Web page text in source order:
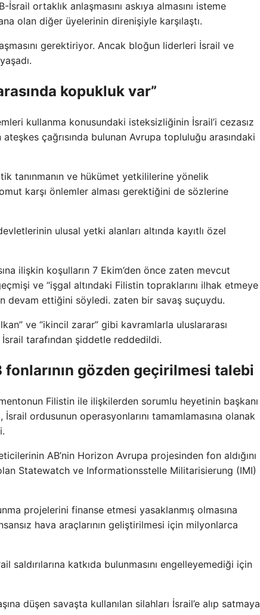
ortaklık anlaşmasını askıya almasını isteme
olan diğer üyelerinin direnişiyle karşılaştı.
gerektiriyor. Ancak bloğun liderleri İsrail ve
kopukluk var”
kullanma konusundaki isteksizliğinin İsrail’i cezasız
çağrısında bulunan Avrupa topluluğu arasındaki
tanınmanın ve hükümet yetkililerine yönelik
karşı önlemler alması gerektiğini de sözlerine
ulusal yetki alanları altında kayıtlı özel
ilişkin koşulların 7 Ekim’den önce zaten mevcut
ve “işgal altındaki Filistin topraklarını ilhak etmeye
devam ettiğini söyledi. zaten bir savaş suçuydu.
ve “ikincil zarar” gibi kavramlarla uluslararası
tarafından şiddetle reddedildi.
gözden geçirilmesi talebi
Filistin ile ilişkilerden sorumlu heyetinin başkanı
ordusunun operasyonlarını tamamlamasına olanak
AB’nin Horizon Avrupa projesinden fon aldığını
Statewatch ve Informationsstelle Militarisierung (IMI)
projelerini finanse etmesi yasaklanmış olmasına
hava araçlarının geliştirilmesi için milyonlarca
saldırılarına katkıda bulunmasını engelleyemediği için
düşen savaşta kullanılan silahları İsrail’e alıp satmaya